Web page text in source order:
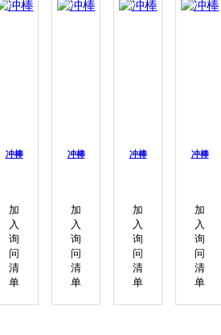
冲棒
加
入
询
问
清
单
冲棒
加
入
询
问
清
单
冲棒
加
入
询
问
清
单
冲棒
加
入
询
问
清
单